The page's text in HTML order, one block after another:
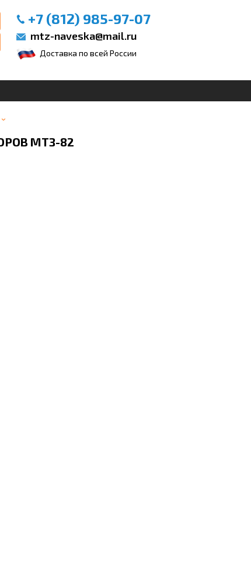
+7 (812) 985-97-07
mtz-naveska@mail.ru
Доставка по всей России
МТЗ-82